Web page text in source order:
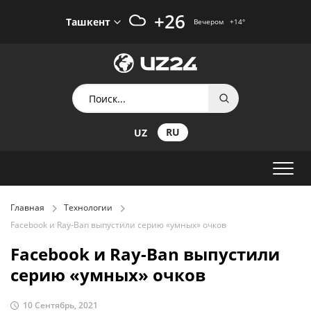
Ташкент +26 Вечером +14°
UZ RU
Главная
Технологии
Facebook и Ray-Ban выпустили серию «умных» очков
Facebook и Ray-Ban выпустили
серию «умных» очков
10 Сентябрь, 2021